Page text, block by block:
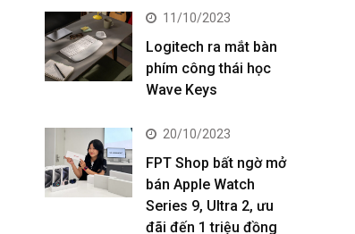
11/10/2023
Logitech ra mắt bàn
phím công thái học
Wave Keys
20/10/2023
FPT Shop bất ngờ mở
bán Apple Watch
Series 9, Ultra 2, ưu
đãi đến 1 triệu đồng